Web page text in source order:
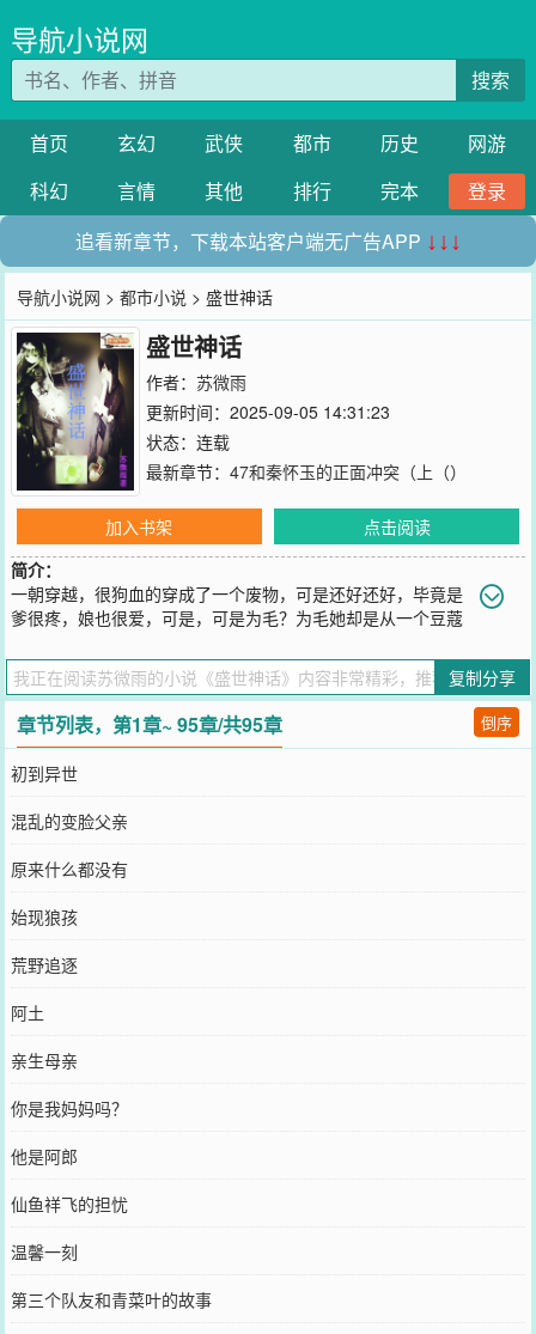
导航小说网
搜索
首页 玄幻 武侠 都市 历史
网游
科幻
言情 其他 排行 完本
登录
追看新章节，下载本站客户端无广告APP ↓↓↓
导航小说网 >都市小说 > 盛世神话
盛世神话
作者： 苏微雨
更新时间：2025-09-05 14:31:23
状态：连载
最新章节： 47和秦怀玉的正面冲突（上（）
加入书架
点击阅读
简介：
一朝穿越，很狗血的穿成了一个废物，可是还好还好，毕竟是
爹很疼，娘也很爱，可是，可是为毛？为毛她却是从一个豆蔻
能不要那么丢人，能不能不要教坏小孩子，这样“苍天啊！我要我36D
的胸啊！我不要长小JJ啊！”不要脸的话语，在心里想想就好了，为
毛，为毛你要如此大声的说出来。她、便是许一凡，那个一朝穿越错
成“男”的女孩子，姆妈说是许她一世平凡，所以为她取名许一凡。她
有点腐，有点小聪明，明明就是有些懒，可是却想成为一个强者，许
一凡，你有没有搞错，自己是个废物懂不懂？废物啊废物，知不知道
什么意思，就是废物的意思啊！对，没错，就是这样一个有点懒，却
是废物的“男孩子”，身上背负了一个血腥的使命，神话烙印，半个玉
玦，这里面到底有什么秘密。啥！她是私生子，那…那他是谁的私生
子？姆妈却是告诉他不知道？不知道，那她怎么找她的老爹，那个不
负责任的男人，死到哪里去了？&lt;/div&gt;
您要是觉得《
里的朋友推荐哦！
复制分享
章节列表，第1章~ 95章/共95章 倒序
初到异世
混乱的变脸父亲
原来什么都没有
始现狼孩
荒野追逐
阿土
亲生母亲
你是我妈妈吗？
他是阿郎
仙鱼祥飞的担忧
温馨一刻
第三个队友和青菜叶的故事